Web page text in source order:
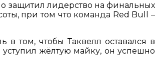
защитил лидерство на финальных
при том что команда Red Bull –
том, чтобы Таквелл оставался в
уступил жёлтую майку, он успешно